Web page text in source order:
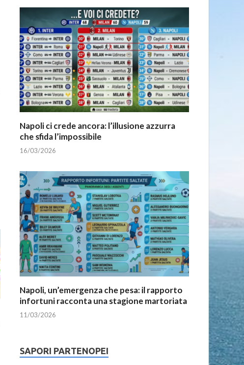
Napoli ci crede ancora: l’illusione azzurra
che sfida l’impossibile
16/03/2026
Napoli, un’emergenza che pesa: il rapporto
infortuni racconta una stagione martoriata
11/03/2026
SAPORI PARTENOPEI